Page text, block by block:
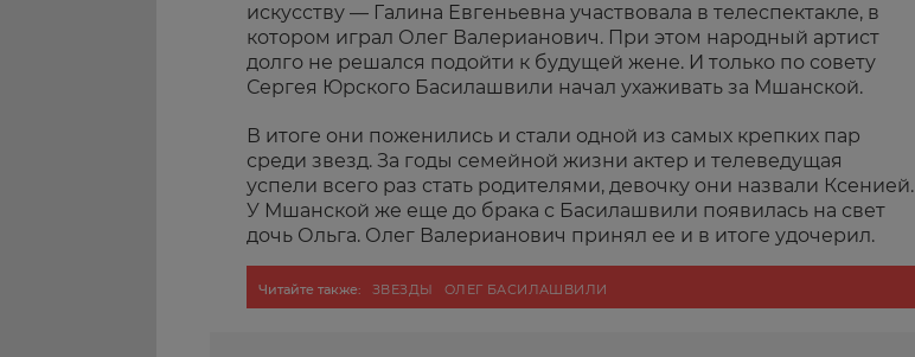
искусству — Галина Евгеньевна участвовала в телеспектакле, в
котором играл Олег Валерианович. При этом народный артист
долго не решался подойти к будущей жене. И только по совету
Сергея Юрского Басилашвили начал ухаживать за Мшанской.
В итоге они поженились и стали одной из самых крепких пар
среди звезд. За годы семейной жизни актер и телеведущая
успели всего раз стать родителями, девочку они назвали Ксенией.
У Мшанской же еще до брака с Басилашвили появилась на свет
дочь Ольга. Олег Валерианович принял ее и в итоге удочерил.
Читайте также: ЗВЕЗДЫ ОЛЕГ БАСИЛАШВИЛИ